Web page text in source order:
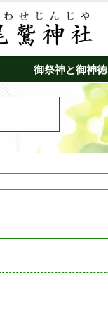
御祭神と御神徳